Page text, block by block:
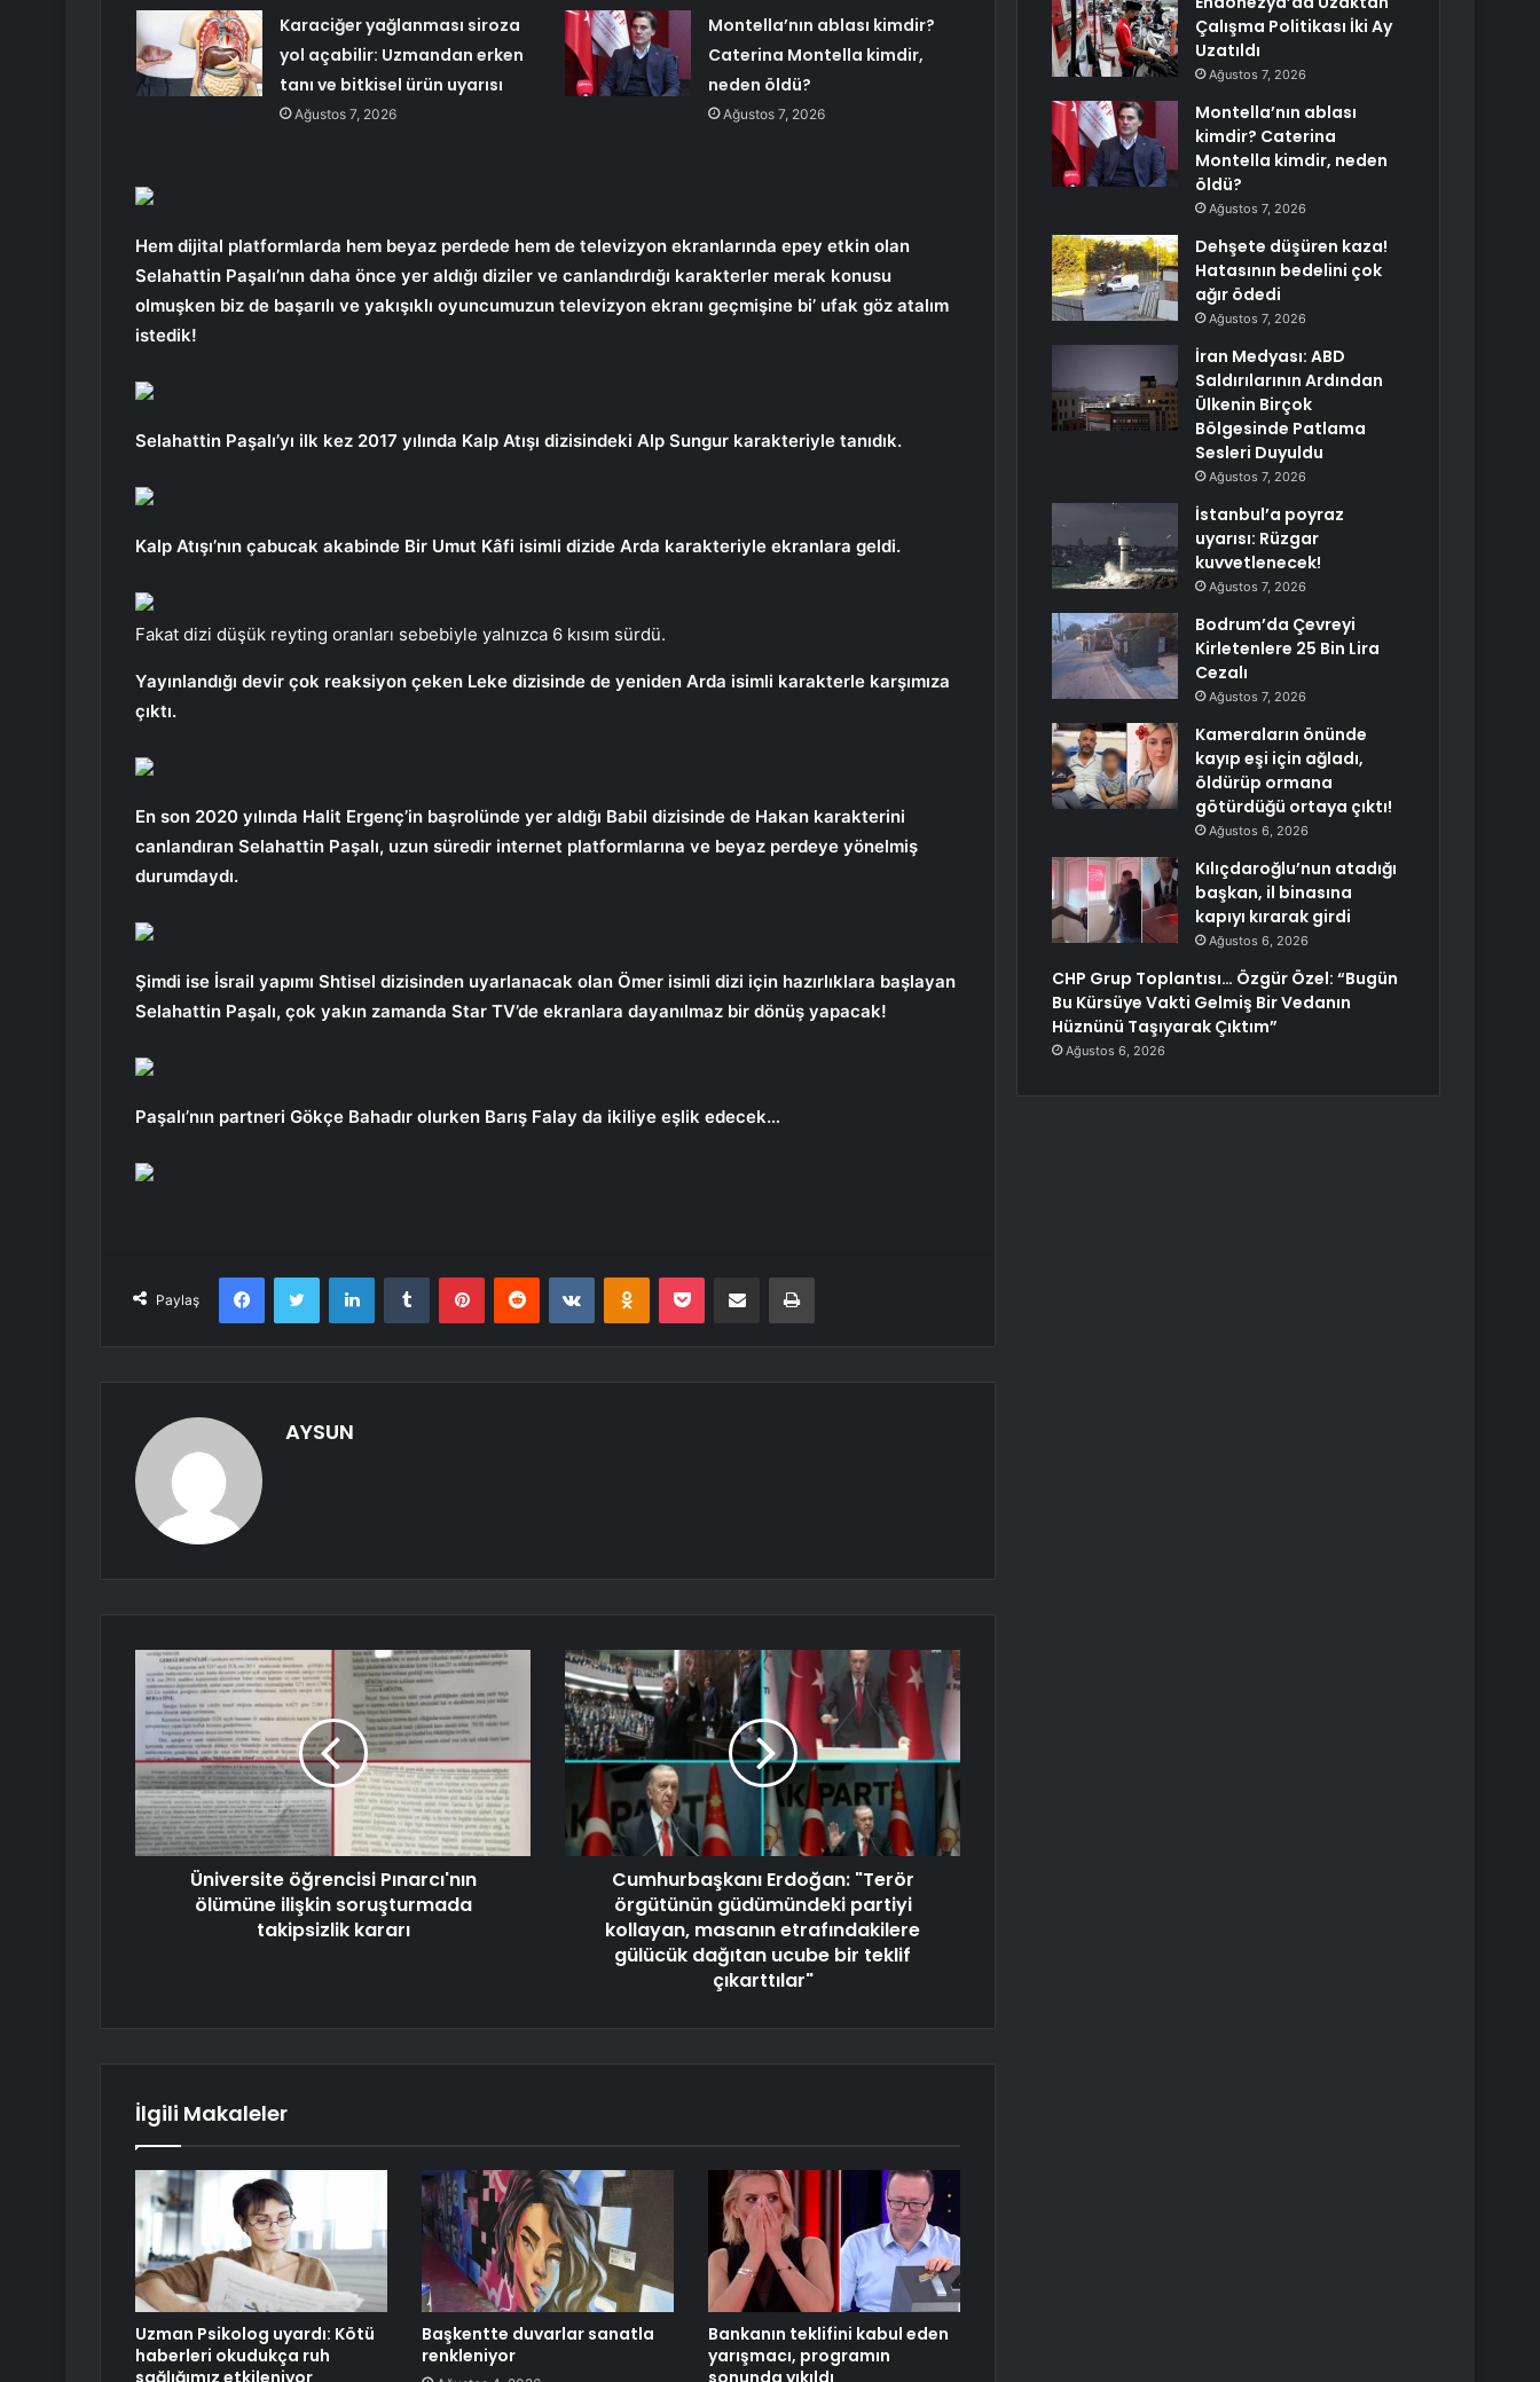
Karaciğer yağlanması siroza
yol açabilir: Uzmandan erken
tanı ve bitkisel ürün uyarısı
Ağustos 7, 2026
Montella’nın ablası kimdir?
Caterina Montella kimdir,
neden öldü?
Ağustos 7, 2026
Hem dijital platformlarda hem beyaz perdede hem de televizyon ekranlarında epey etkin olan
Selahattin Paşalı’nın daha önce yer aldığı diziler ve canlandırdığı karakterler merak konusu
olmuşken biz de başarılı ve yakışıklı oyuncumuzun televizyon ekranı geçmişine bi’ ufak göz atalım
istedik!
Selahattin Paşalı’yı ilk kez 2017 yılında Kalp Atışı dizisindeki Alp Sungur karakteriyle tanıdık.
Kalp Atışı’nın çabucak akabinde Bir Umut Kâfi isimli dizide Arda karakteriyle ekranlara geldi.
Fakat dizi düşük reyting oranları sebebiyle yalnızca 6 kısım sürdü.
Yayınlandığı devir çok reaksiyon çeken Leke dizisinde de yeniden Arda isimli karakterle karşımıza
çıktı.
En son 2020 yılında Halit Ergenç’in başrolünde yer aldığı Babil dizisinde de Hakan karakterini
canlandıran Selahattin Paşalı, uzun süredir internet platformlarına ve beyaz perdeye yönelmiş
durumdaydı.
Şimdi ise İsrail yapımı Shtisel dizisinden uyarlanacak olan Ömer isimli dizi için hazırlıklara başlayan
Selahattin Paşalı, çok yakın zamanda Star TV’de ekranlara dayanılmaz bir dönüş yapacak!
Paşalı’nın partneri Gökçe Bahadır olurken Barış Falay da ikiliye eşlik edecek…
Paylaş
FacebookTwitter LinkedInTumblr PinterestReddit VKontakteOdnoklassniki
Pocket E-Posta ile paylaş Yazdır
AYSUN
Üniversite öğrencisi Pınarcı'nın
ölümüne ilişkin soruşturmada
takipsizlik kararı
Cumhurbaşkanı Erdoğan: "Terör
örgütünün güdümündeki partiyi
kollayan, masanın etrafındakilere
gülücük dağıtan ucube bir teklif
çıkarttılar"
İlgili Makaleler
Uzman Psikolog uyardı: Kötü
haberleri okudukça ruh
Başkentte duvarlar sanatla
renkleniyor
Bankanın teklifini kabul eden
yarışmacı, programın
Çalışma Politikası İki Ay
Uzatıldı
Ağustos 7, 2026
Montella’nın ablası
kimdir? Caterina
Montella kimdir, neden
öldü?
Ağustos 7, 2026
Dehşete düşüren kaza!
Hatasının bedelini çok
ağır ödedi
Ağustos 7, 2026
İran Medyası: ABD
Saldırılarının Ardından
Ülkenin Birçok
Bölgesinde Patlama
Sesleri Duyuldu
Ağustos 7, 2026
İstanbul’a poyraz
uyarısı: Rüzgar
kuvvetlenecek!
Ağustos 7, 2026
Bodrum’da Çevreyi
Kirletenlere 25 Bin Lira
Cezalı
Ağustos 7, 2026
Kameraların önünde
kayıp eşi için ağladı,
öldürüp ormana
götürdüğü ortaya çıktı!
Ağustos 6, 2026
Kılıçdaroğlu’nun atadığı
başkan, il binasına
kapıyı kırarak girdi
Ağustos 6, 2026
CHP Grup Toplantısı… Özgür Özel: “Bugün
Bu Kürsüye Vakti Gelmiş Bir Vedanın
Hüznünü Taşıyarak Çıktım”
Ağustos 6, 2026